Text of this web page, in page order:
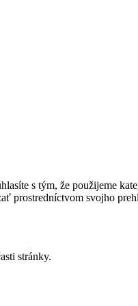
s tým, že použijeme
prostredníctvom svojho
stránky.